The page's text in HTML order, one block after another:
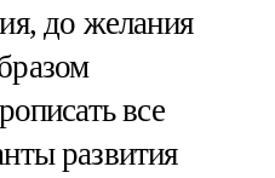
до желания
все
развития